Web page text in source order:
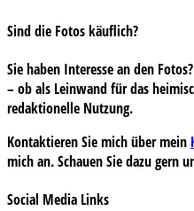
Sind die Fotos käuflich?
Sie haben Interesse an den
– ob als Leinwand für das
redaktionelle Nutzung.
Kontaktieren Sie mich über mein
mich an. Schauen Sie dazu gern
Social Media Links